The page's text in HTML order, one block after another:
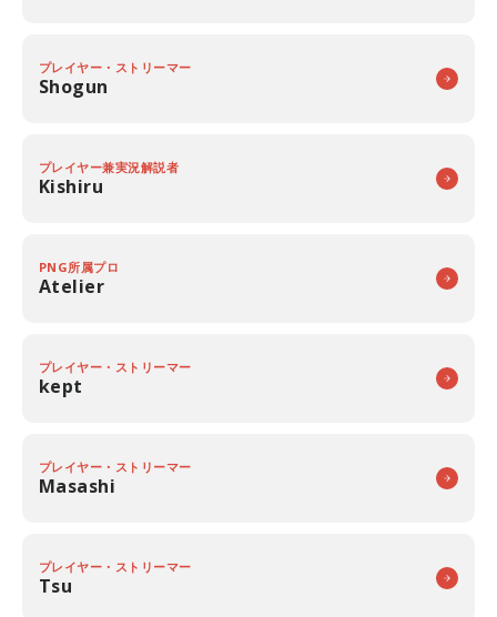
プレイヤー・ストリーマー
Shogun
プレイヤー兼実況解説者
Kishiru
PNG所属プロ
Atelier
プレイヤー・ストリーマー
kept
プレイヤー・ストリーマー
Masashi
プレイヤー・ストリーマー
Tsu